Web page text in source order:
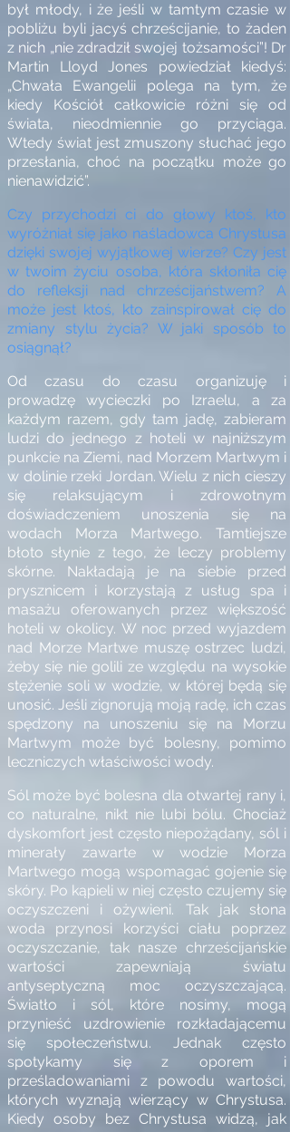
był młody, i że jeśli w tamtym czasie w
pobliżu byli jacyś chrześcijanie, to żaden
z nich „nie zdradził swojej tożsamości”! Dr
Martin Lloyd Jones powiedział kiedyś:
„Chwała Ewangelii polega na tym, że
kiedy Kościół całkowicie różni się od
świata, nieodmiennie go przyciąga.
Wtedy świat jest zmuszony słuchać jego
przesłania, choć na początku może go
nienawidzić”.
Czy przychodzi ci do głowy ktoś, kto
wyróżniał się jako naśladowca Chrystusa
dzięki swojej wyjątkowej wierze? Czy jest
w twoim życiu osoba, która skłoniła cię
do refleksji nad chrześcijaństwem? A
może jest ktoś, kto zainspirował cię do
zmiany stylu życia? W jaki sposób to
osiągnął?
Od czasu do czasu organizuję i
prowadzę wycieczki po Izraelu, a za
każdym razem, gdy tam jadę, zabieram
ludzi do jednego z hoteli w najniższym
punkcie na Ziemi, nad Morzem Martwym i
w dolinie rzeki Jordan. Wielu z nich cieszy
się relaksującym i zdrowotnym
doświadczeniem unoszenia się na
wodach Morza Martwego. Tamtiejsze
błoto słynie z tego, że leczy problemy
skórne. Nakładają je na siebie przed
prysznicem i korzystają z usług spa i
masażu oferowanych przez większość
hoteli w okolicy. W noc przed wyjazdem
nad Morze Martwe muszę ostrzec ludzi,
żeby się nie golili ze względu na wysokie
stężenie soli w wodzie, w której będą się
unosić. Jeśli zignorują moją radę, ich czas
spędzony na unoszeniu się na Morzu
Martwym może być bolesny, pomimo
leczniczych właściwości wody.
Sól może być bolesna dla otwartej rany i,
co naturalne, nikt nie lubi bólu. Chociaż
dyskomfort jest często niepożądany, sól i
minerały zawarte w wodzie Morza
Martwego mogą wspomagać gojenie się
skóry. Po kąpieli w niej często czujemy się
oczyszczeni i ożywieni. Tak jak słona
woda przynosi korzyści ciału poprzez
oczyszczanie, tak nasze chrześcijańskie
wartości zapewniają światu
antyseptyczną moc oczyszczającą.
Światło i sól, które nosimy, mogą
przynieść uzdrowienie rozkładającemu
się społeczeństwu. Jednak często
spotykamy się z oporem i
prześladowaniami z powodu wartości,
których wyznają wierzący w Chrystusa.
Kiedy osoby bez Chrystusa widzą, jak